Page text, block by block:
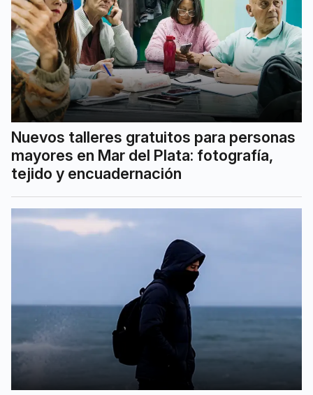
Nuevos talleres gratuitos para personas
mayores en Mar del Plata: fotografía,
tejido y encuadernación